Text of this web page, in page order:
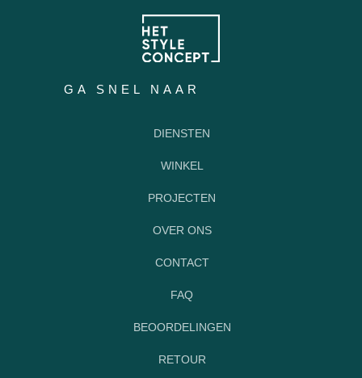
GA SNEL NAAR
DIENSTEN
WINKEL
PROJECTEN
OVER ONS
CONTACT
FAQ
BEOORDELINGEN
RETOUR